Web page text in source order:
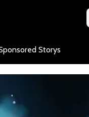
Storys